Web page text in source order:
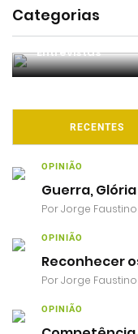
Categorias
Entrevistas
RECENTES
OPINIÃO
Guerra,
PorJorge Faustino
OPINIÃO
Reconhecer
PorJorge Faustino
OPINIÃO